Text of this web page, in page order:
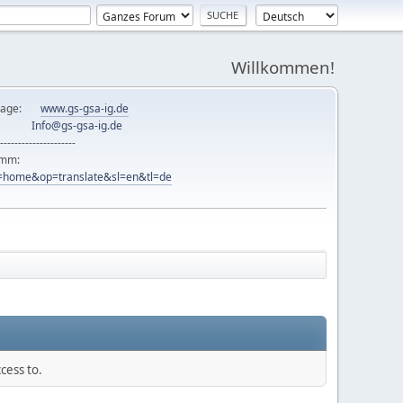
Willkommen!
www.gs-gsa-ig.de
Info@gs-gsa-ig.de
to.